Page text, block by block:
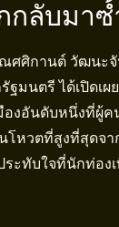
กลับมา
ศศิกานต์ วัฒนะ
มนตรี ได้เปิดเผ
องอันดับหนึ่งที่ผู้ค
โหวตที่สูงที่สุดจ
ะทับใจที่นักท่อง